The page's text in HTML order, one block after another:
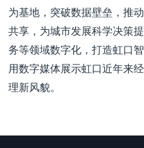
为基地，突破数据壁垒，推
共享，为城市发展科学决策
务等领域数字化，打造虹口
用数字媒体展示虹口近年来
理新风貌。